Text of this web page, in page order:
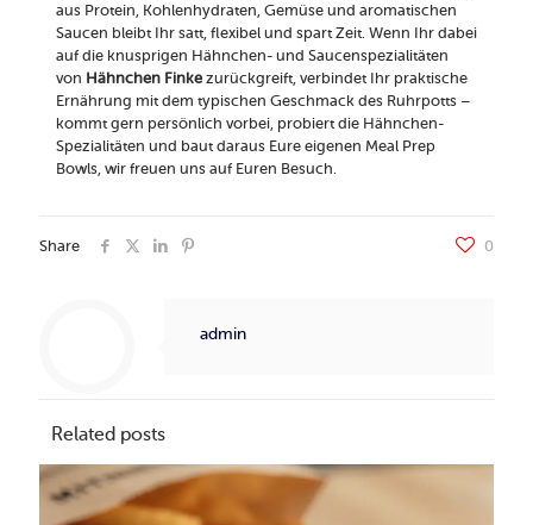
aus Protein, Kohlenhydraten, Gemüse und aromatischen
Saucen bleibt Ihr satt, flexibel und spart Zeit. Wenn Ihr dabei
auf die knusprigen Hähnchen- und Saucenspezialitäten
von Hähnchen Finkezurückgreift, verbindet Ihr praktische
Ernährung mit dem typischen Geschmack des Ruhrpotts –
kommt gern persönlich vorbei, probiert die Hähnchen-
Spezialitäten und baut daraus Eure eigenen Meal Prep
Bowls, wir freuen uns auf Euren Besuch.
Share 0
admin
Related posts